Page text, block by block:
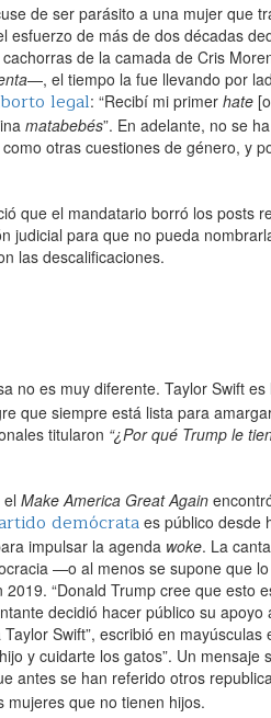
de ser parásito a una mujer que
esfuerzo de más de dos décadas
de la camada de Cris
—, el tiempo la fue llevando por
legal: “Recibí mi primer hate
matabebés”. En adelante, no se
otras cuestiones de género, y
que el mandatario borró los posts
judicial para que no pueda
las descalificaciones.
no es muy diferente. Taylor Swift
que siempre está lista para
titularon “¿Por qué Trump le
Make America Great Again
demócrata es público desde
impulsar la agenda woke. La
—o al menos se supone que
“Donald Trump cree que esto
decidió hacer público su
Swift”, escribió en
y cuidarte los gatos”. Un mensaje
antes se han referido otros
mujeres que no tienen hijos.